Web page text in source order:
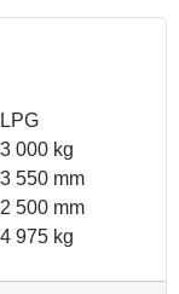
LPG
3 000 kg
3 550 mm
2 500 mm
4 975 kg